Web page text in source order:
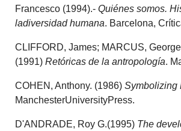
Francesco (1994).-Quiénes somos.
ladiversidad humana. Barcelona,
CLIFFORD, James; MARCUS,
(1991)Retóricas de la antropología.
COHEN, Anthony. (1986)Symbolizing
ManchesterUniversityPress.
D'ANDRADE, Roy G.(1995) The